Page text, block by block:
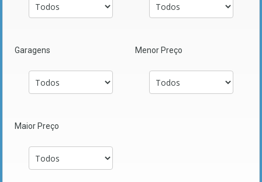
Garagens Menor Preço
Maior Preço